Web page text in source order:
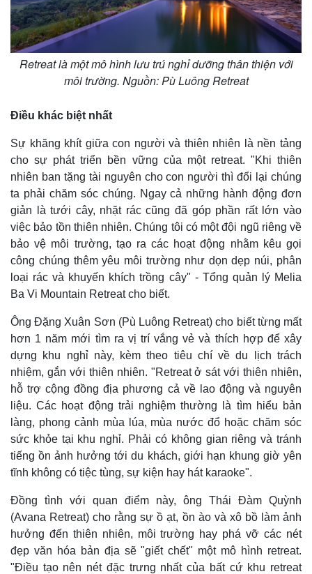
Thế giới
Quan sát
Cuộc sống đó đây
Multimedia
Video
Ảnh
E-Magazine
Retreat là một mô hình lưu trú nghỉ dưỡng thân thiện với
môi trường. Nguồn: Pù Luông Retreat
Điều khác biệt nhất
Sự khăng khít giữa con người và thiên nhiên là nền tảng
cho sự phát triển bền vững của một retreat. "Khi thiên
nhiên ban tặng tài nguyên cho con người thì đổi lại chúng
ta phải chăm sóc chúng. Ngay cả những hành động đơn
giản là tưới cây, nhặt rác cũng đã góp phần rất lớn vào
việc bảo tồn thiên nhiên. Chúng tôi có một đội ngũ riêng về
bảo vệ môi trường, tạo ra các hoạt động nhằm kêu gọi
công chúng thêm yêu môi trường như dọn dẹp núi, phân
loại rác và khuyến khích trồng cây" - Tổng quản lý Melia
Ba Vi Mountain Retreat cho biết.
Ông Đặng Xuân Sơn (Pù Luông Retreat) cho biết từng mất
hơn 1 năm mới tìm ra vị trí vắng vẻ và thích hợp để xây
dựng khu nghỉ này, kèm theo tiêu chí về du lịch trách
nhiệm, gắn với thiên nhiên. "Retreat ở sát với thiên nhiên,
hỗ trợ cộng đồng địa phương cả về lao động và nguyên
liệu. Các hoạt động trải nghiệm thường là tìm hiểu bản
làng, phong cảnh mùa lúa, mùa nước đổ hoặc chăm sóc
sức khỏe tại khu nghỉ. Phải có không gian riêng và tránh
tiếng ồn ảnh hưởng tới du khách, giới hạn khung giờ yên
tĩnh không có tiệc tùng, sự kiện hay hát karaoke".
Đồng tình với quan điểm này, ông Thái Đàm Quỳnh
(Avana Retreat) cho rằng sự ồ ạt, ồn ào và xô bồ làm ảnh
hưởng đến thiên nhiên, môi trường hay phá vỡ các nét
đẹp văn hóa bản địa sẽ "giết chết" một mô hình retreat.
"Điều tạo nên nét đặc trưng nhất của bất cứ khu retreat